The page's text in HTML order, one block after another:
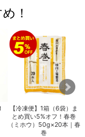
！
【冷凍便】1箱（6袋）ま
とめ買い5%オフ！春巻
（ミホウ）50g×20本｜春
巻